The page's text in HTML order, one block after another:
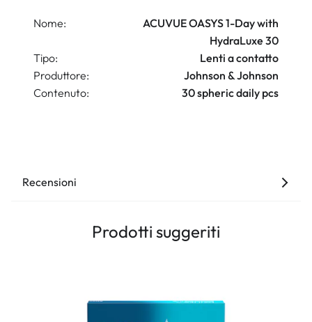
Nome:
ACUVUE OASYS 1-Day with
HydraLuxe 30
Tipo:
Lenti a contatto
Produttore:
Johnson & Johnson
Contenuto:
30 spheric daily pcs
Recensioni
Prodotti suggeriti